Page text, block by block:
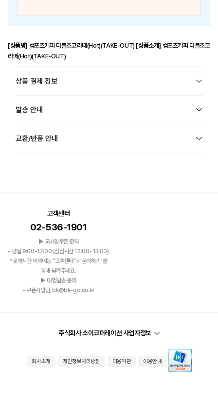
[상품명] 컴포즈커피 더블초코라떼(Hot)(TAKE-OUT) [상품소개] 컴포즈커피 더블초코
라떼(Hot)(TAKE-OUT)
상품 결제 정보
발송 안내
교환/반품 안내
고객센터
02-536-1901
▶ 모바일쿠폰 문의
- 평일 9:00-17:00 (점심시간 12:00~13:00)
*운영시간 이외에는 "고객센터">"문의하기"를
통해 남겨주세요.
▶ 대행발송 문의
- 쿠폰사업팀, bk@bk-go.co.kr
주식회사 소이코퍼레이션 사업자정보
회사소개 개인정보처리방침 이용약관 이용안내